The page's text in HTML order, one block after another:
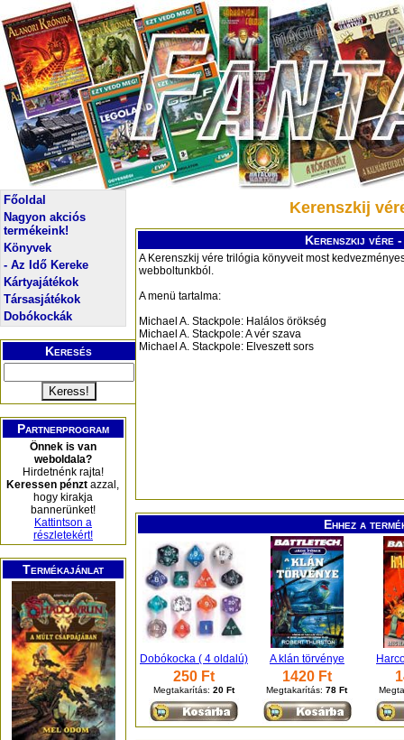
Főoldal
Nagyon akciós
termékeink!
Könyvek
- Az Idő Kereke
Kártyajátékok
Társasjátékok
Dobókockák
Keresés
Partnerprogram
Önnek is van
weboldala?
Hirdetnénk rajta!
Keressen pénzt azzal,
hogy kirakja
bannerünket!
Kattintson a
részletekért!
Termékajánlat
Kerenszkij
Kerenszkij vére
A Kerenszkij vére trilógia könyveit most
webboltunkból.
A menü tartalma:
Michael A. Stackpole: Halálos örökség
Michael A. Stackpole: A vér szava
Michael A. Stackpole: Elveszett sors
Ehhez a
Dobókocka ( 4 oldalú) A klán törvénye
250 Ft
Megtakarítás: 20 Ft
1420 Ft
Megtakarítás:78 Ft